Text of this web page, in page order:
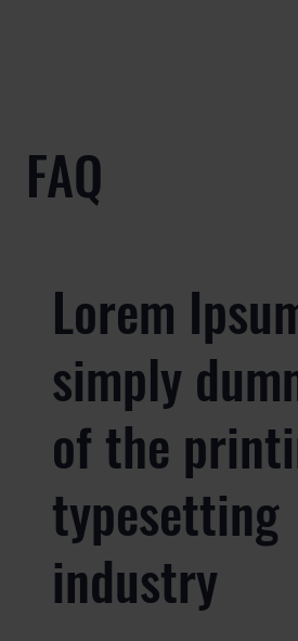
FAQ
Lorem
simply
of the
typesetting
industry